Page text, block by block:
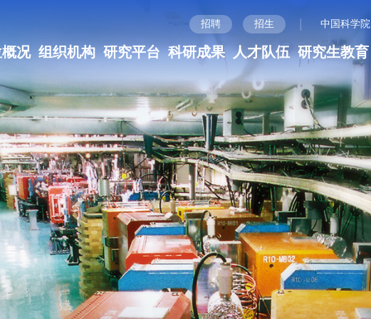
招聘 招生 | 中国科学院
况 组织机构 研究平台 科研成果 人才队伍 研究生教育